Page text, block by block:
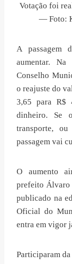
Votação foi
— Foto:
A passagem
aumentar.
Conselho
o reajuste do
3,65 para R$
dinheiro. Se
transporte,
passagem vai
O aumento
prefeito Álvaro
publicado na
Oficial do
entra em vigor
Participaram